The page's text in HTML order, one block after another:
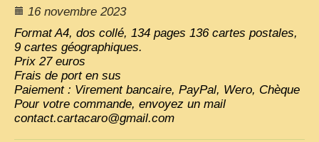
ALBUMS FAMILLE
EN
16 novembre 2023
Format A4, dos collé, 134 pages 136 cartes postales,
9 cartes géographiques.
Prix 27 euros
Frais de port en sus
Paiement : Virement bancaire, PayPal, Wero, Chèque
Pour votre commande, envoyez un mail
contact.cartacaro@gmail.com